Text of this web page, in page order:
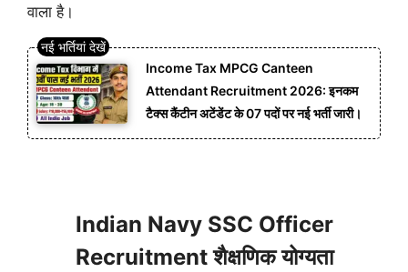
वाला है।
Income Tax MPCG Canteen
Attendant Recruitment 2026: इनकम
टैक्स कैंटीन अटेंडेंट के 07 पदों पर नई भर्ती जारी।
Indian Navy SSC Officer
Recruitment शैक्षणिक योग्यता